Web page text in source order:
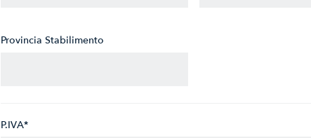
Provincia Stabilimento
P.IVA*